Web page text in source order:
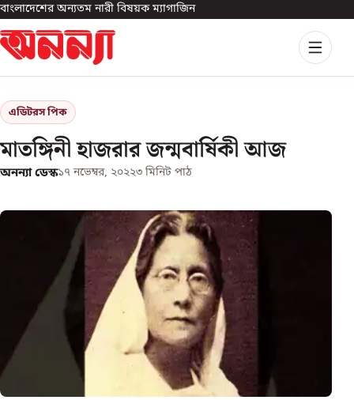
বাংলাদেশের অন্যতম নারী বিষয়ক ম্যাগাজিন
এডিটরস পিক
মাতঙ্গিনী হাজরার জন্মবার্ষিকী আজ
অনন্যা ডেস্ক১৭ নভেম্বর, ২০২২৩ মিনিট পাঠ